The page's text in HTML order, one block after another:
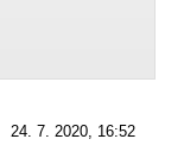
24. 7. 2020, 16:52